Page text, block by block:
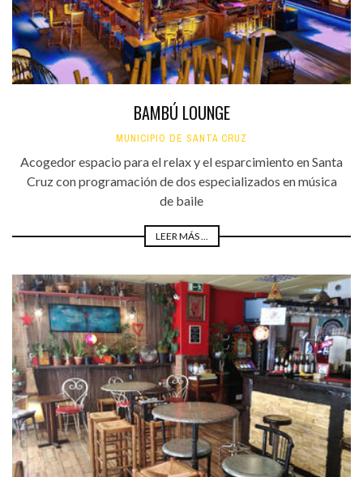
BAMBÚ LOUNGE
MUNICIPIO DE SANTA CRUZ
Acogedor espacio para el relax y el esparcimiento en Santa
Cruz con programación de dos especializados en música
de baile
LEER MÁS ...